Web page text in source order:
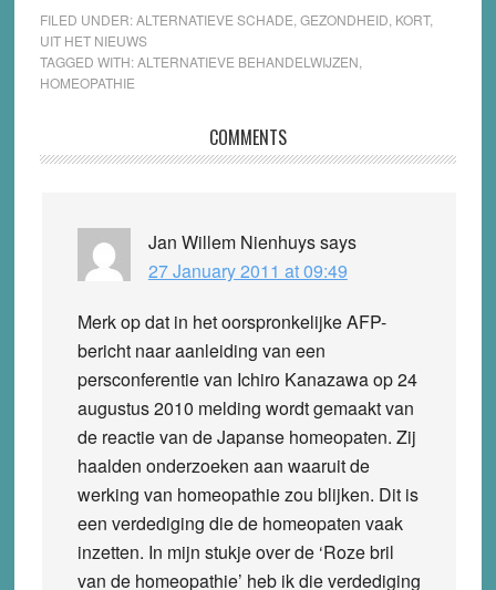
FILED UNDER:ALTERNATIEVE SCHADE GEZONDHEID KORT,
UIT HET NIEUWS
TAGGED WITH:ALTERNATIEVE BEHANDELWIJZEN
HOMEOPATHIE
Interactions
COMMENTS
Jan Willem Nienhuyssays
27 January 2011 at 09:49
Merk op dat in het oorspronkelijke AFP-
bericht naar aanleiding van een
persconferentie van Ichiro Kanazawa op 24
augustus 2010 melding wordt gemaakt van
de reactie van de Japanse homeopaten. Zij
haalden onderzoeken aan waaruit de
werking van homeopathie zou blijken. Dit is
een verdediging die de homeopaten vaak
inzetten. In mijn stukje over de ‘Roze bril
van de homeopathie’ heb ik die verdediging